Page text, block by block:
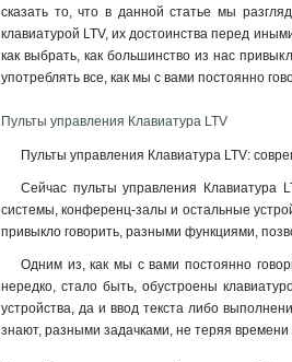
сказать то, что в данной статье мы
клавиатурой LTV, их достоинства перед
как выбрать, как большинство из нас
употреблять все, как мы с вами постоянно
Пульты управления Клавиатура LTV
Пульты управления Клавиатура LTV:
Сейчас пульты управления Клавиатура
системы, конференц-залы и остальные
привыкло говорить, разными функциями,
Одним из, как мы с вами постоянно
нередко, стало быть, обустроены
устройства, да и ввод текста либо
знают, разными задачками, не теряя времени